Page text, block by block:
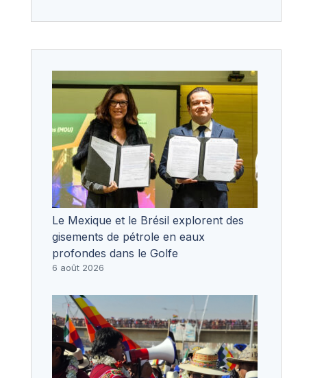
Le Mexique et le Brésil explorent des
gisements de pétrole en eaux
profondes dans le Golfe
6 août 2026